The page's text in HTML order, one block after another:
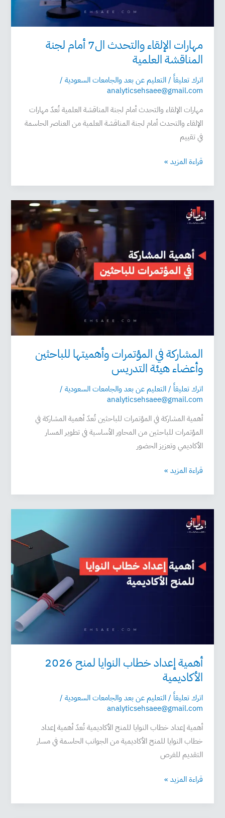
مهارات الإلقاء والتحدث ال7 أمام لجنة
المناقشة العلمية
اترك تعليقاً /التعليم عن بعد والجامعات السعودية /
analyticsehsaee@gmail.com
مهارات الإلقاء والتحدث أمام لجنة المناقشة العلمية تُعدّ مهارات
الإلقاء والتحدث أمام لجنة المناقشة العلمية من العناصر الحاسمة
في تقييم
قراءة المزيد »
المشاركة في المؤتمرات وأهميتها للباحثين
وأعضاء هيئة التدريس
اترك تعليقاً /التعليم عن بعد والجامعات السعودية /
analyticsehsaee@gmail.com
أهمية المشاركة في المؤتمرات للباحثين تُعدّ أهمية المشاركة في
المؤتمرات للباحثين من المحاور الأساسية في تطوير المسار
الأكاديمي وتعزيز الحضور
المشاركة
في
وأهميتها
للباحثين
وأعضاء
قراءة المزيد »
أهمية إعداد خطاب النوايا لمنح 2026
الأكاديمية
اترك تعليقاً /التعليم عن بعد والجامعات السعودية /
analyticsehsaee@gmail.com
أهمية إعداد خطاب النوايا للمنح الأكاديمية تُعدّ أهمية إعداد
خطاب النوايا للمنح الأكاديمية من الجوانب الحاسمة في مسار
التقديم للفرص
أهمية
إعداد
لمنح
2026
قراءة المزيد »